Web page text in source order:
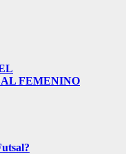
FEMENINO